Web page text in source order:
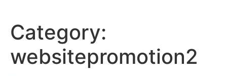
Category:
websitepromotion2